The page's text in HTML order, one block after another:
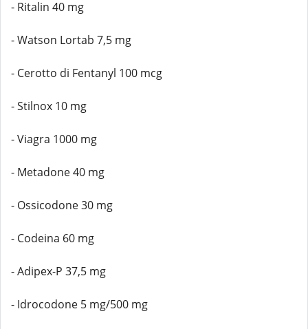
- Ritalin 40 mg
- Watson Lortab 7,5 mg
- Cerotto di Fentanyl 100 mcg
- Stilnox 10 mg
- Viagra 1000 mg
- Metadone 40 mg
- Ossicodone 30 mg
- Codeina 60 mg
- Adipex-P 37,5 mg
- Idrocodone 5 mg/500 mg